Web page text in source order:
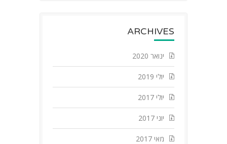
ARCHIVES
ינואר 2020
יולי 2019
יולי 2017
יוני 2017
מאי 2017